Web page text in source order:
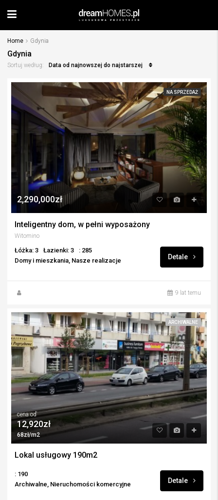
Home Gdynia
Gdynia
Sortuj według: Data od najnowszej do najstarszej
NA SPRZEDAŻ
2,290,000zł
Inteligentny dom, w pełni wyposażony
Witomino
Łóżka: 3 Łazienki: 3
: 285
Domy i mieszkania, Nasze realizacje
Detale
9 lat temu
ARCHIWALNE
cena od
12,920zł
68zł/m2
Lokal usługowy 190m2
: 190
Archiwalne, Nieruchomości komercyjne
Detale